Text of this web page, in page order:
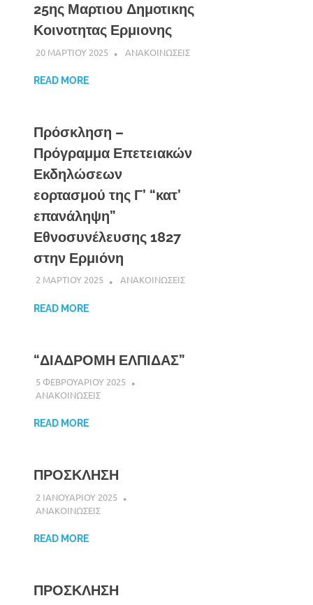
25ης Μαρτιου Δημοτικης
Κοινοτητας Ερμιονης
20 ΜΑΡΤΙΟΥ 2025 DK ERMIONIS
ΑΝΑΚΟΙΝΩΣΕΙΣ
READ MORE
Πρόσκληση –
Πρόγραμμα Επετειακών
Εκδηλώσεων
εορτασμού της Γ’ “κατ’
επανάληψη”
Εθνοσυνέλευσης 1827
στην Ερμιόνη
2 ΜΑΡΤΙΟΥ 2025 DK ERMIONIS
ΑΝΑΚΟΙΝΩΣΕΙΣ
READ MORE
“ΔΙΑΔΡΟΜΗ ΕΛΠΙΔΑΣ”
5 ΦΕΒΡΟΥΑΡΙΟΥ 2025
ΑΝΑΚΟΙΝΩΣΕΙΣ
READ MORE
ΠΡΟΣΚΛΗΣΗ
2 ΙΑΝΟΥΑΡΙΟΥ 2025
ΑΝΑΚΟΙΝΩΣΕΙΣ
READ MORE
ΠΡΟΣΚΛΗΣΗ